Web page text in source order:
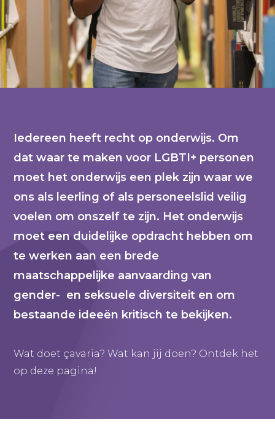
Iedereen heeft recht op onderwijs. Om
dat waar te maken voor LGBTI+ personen
moet het onderwijs een plek zijn waar we
ons als leerling of als personeelslid veilig
voelen om onszelf te zijn. Het onderwijs
moet een duidelijke opdracht hebben om
te werken aan een brede
maatschappelijke aanvaarding van
gender- en seksuele diversiteit en om
bestaande ideeën kritisch te bekijken.
Wat doet çavaria? Wat kan jij doen? Ontdek het
op deze pagina!